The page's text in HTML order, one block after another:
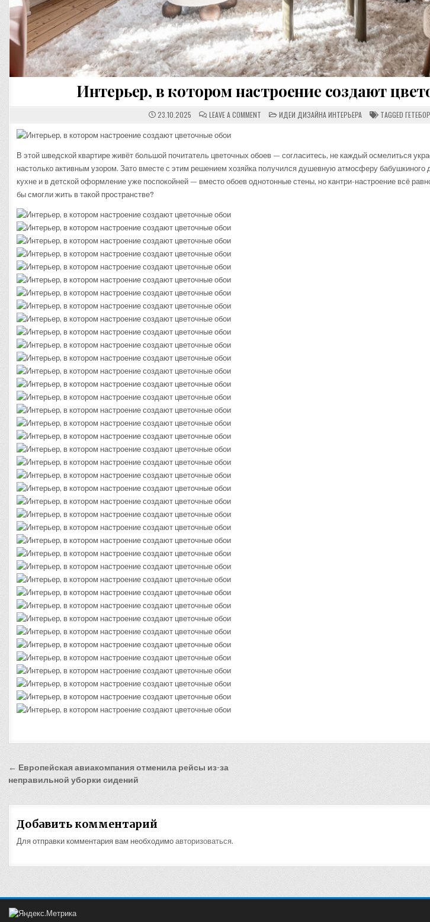
Интерьер, в котором настроение создают
23.10.2025 LEAVE A COMMENTON
ИНТЕРЬЕР,
ЦВЕТОЧНЫЕ
POSTED
IN
ИДЕИ ДИЗАЙНА ИНТЕРЬЕРА TAGGED
В этой шведской квартире живёт большой почитатель цветочных обоев — согласитесь, не каждый осмелиться
настолько активным узором. Зато вместе с этим решением хозяйка получился душевную атмосферу бабушкиного
кухне и в детской оформление уже поспокойней — вместо обоев однотонные стены, но кантри-настроение всё
бы смогли жить в такой пространстве?
Навигация
по
записям
← Европейская авиакомпания отменила рейсы из-за
неправильной уборки сидений
Добавить комментарий
Для отправки комментария вам необходимоавторизоваться.